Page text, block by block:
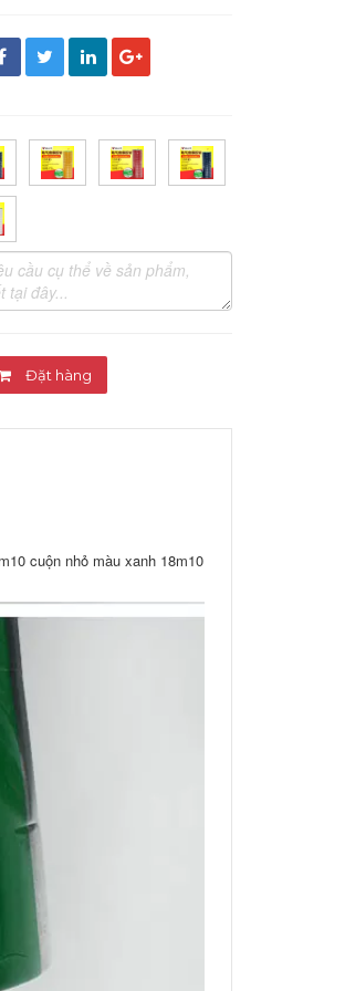
Đặt hàng
cuộn nhỏ màu xanh 18m10